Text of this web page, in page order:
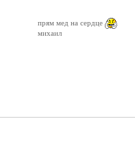
прям мед на сердце
михаил